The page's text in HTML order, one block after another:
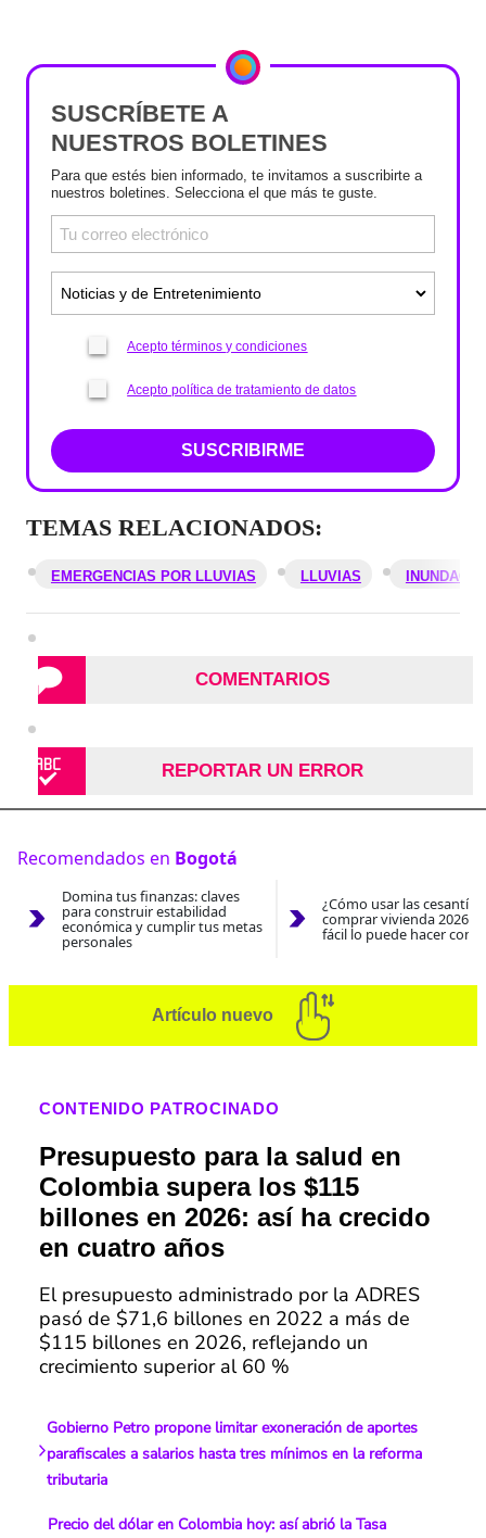
SUSCRÍBETE A
NUESTROS BOLETINES
Para que estés bien informado, te invitamos a suscribirte a
nuestros boletines. Selecciona el que más te guste.
Acepto términos y condiciones
Acepto política de tratamiento de datos
SUSCRIBIRME
TEMAS RELACIONADOS:
EMERGENCIAS POR LLUVIAS LLUVIAS
COMENTARIOS
REPORTAR UN ERROR
Recomendados en Bogotá
Domina tus finanzas: claves
para construir estabilidad
económica y cumplir tus metas
personales
¿Cómo usar las
comprar vivienda 2026?
fácil lo puede hacer con
Artículo nuevo
CONTENIDO PATROCINADO
Presupuesto para la salud en
Colombia supera los $115
billones en 2026: así ha crecido
en cuatro años
El presupuesto administrado por la ADRES
pasó de $71,6 billones en 2022 a más de
$115 billones en 2026, reflejando un
crecimiento superior al 60 %
Gobierno Petro propone limitar exoneración de aportes
parafiscales a salarios hasta tres mínimos en la reforma
tributaria
Precio del dólar en Colombia hoy: así abrió la Tasa